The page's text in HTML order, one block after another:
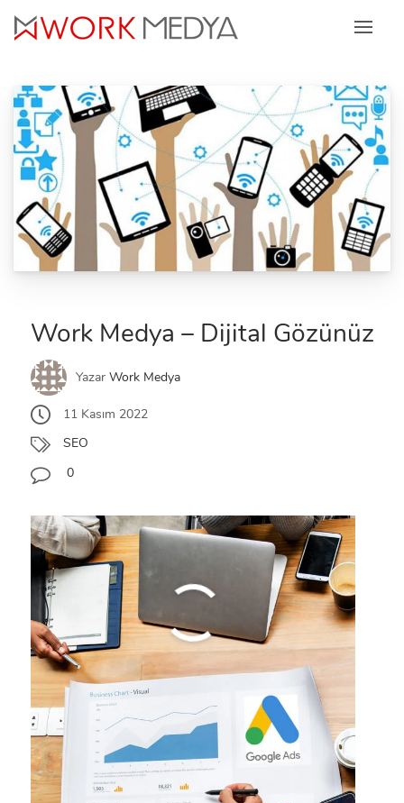
content
Work Medya – Dijital Gözünüz
Yazar Work Medya
11 Kasım 2022
SEO
0
en iyi seo ajansı